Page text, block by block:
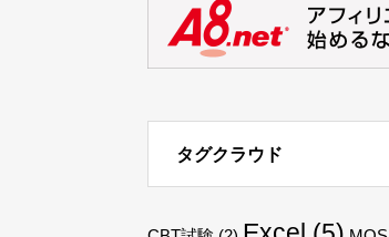
タグクラウド